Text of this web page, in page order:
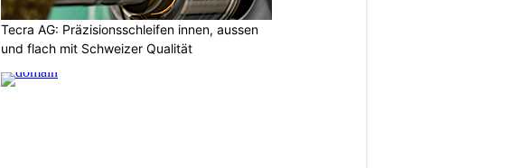
Tecra AG: Präzisionsschleifen innen, aussen
und flach mit Schweizer Qualität